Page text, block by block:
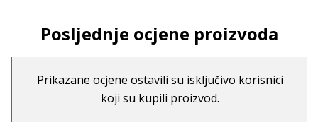
Posljednje ocjene proizvoda
Prikazane ocjene ostavili su isključivo korisnici
koji su kupili proizvod.